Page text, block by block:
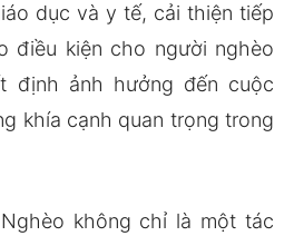
dục và y tế, cải thiện tiếp
điều kiện cho người nghèo
định ảnh hưởng đến cuộc
khía cạnh quan trọng trong
không chỉ là một tác